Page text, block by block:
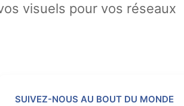
visuels pour vos réseaux
SUIVEZ-NOUS AU BOUT DU MONDE